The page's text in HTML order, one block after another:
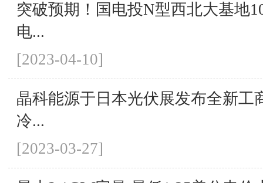
突破预期！国电投N型西北大基地
电...
[2023-04-10]
晶科能源于日本光伏展发布全新工
冷...
[2023-03-27]